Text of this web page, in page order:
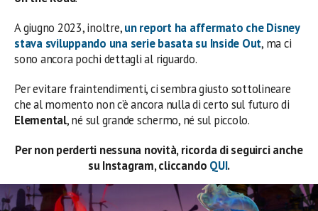
A giugno 2023, inoltre,un report ha affermato cheDisney
stava sviluppando una serie basata su Inside Out, ma ci
sono ancora pochi dettagli al riguardo.
Per evitare fraintendimenti, ci sembra giusto sottolineare
che al momento non c’è ancora nulla di certo sul futuro di
Elemental, né sul grande schermo, né sul piccolo.
Per non perderti nessuna novità, ricorda di seguirci anche
su Instagram, cliccando QUI.